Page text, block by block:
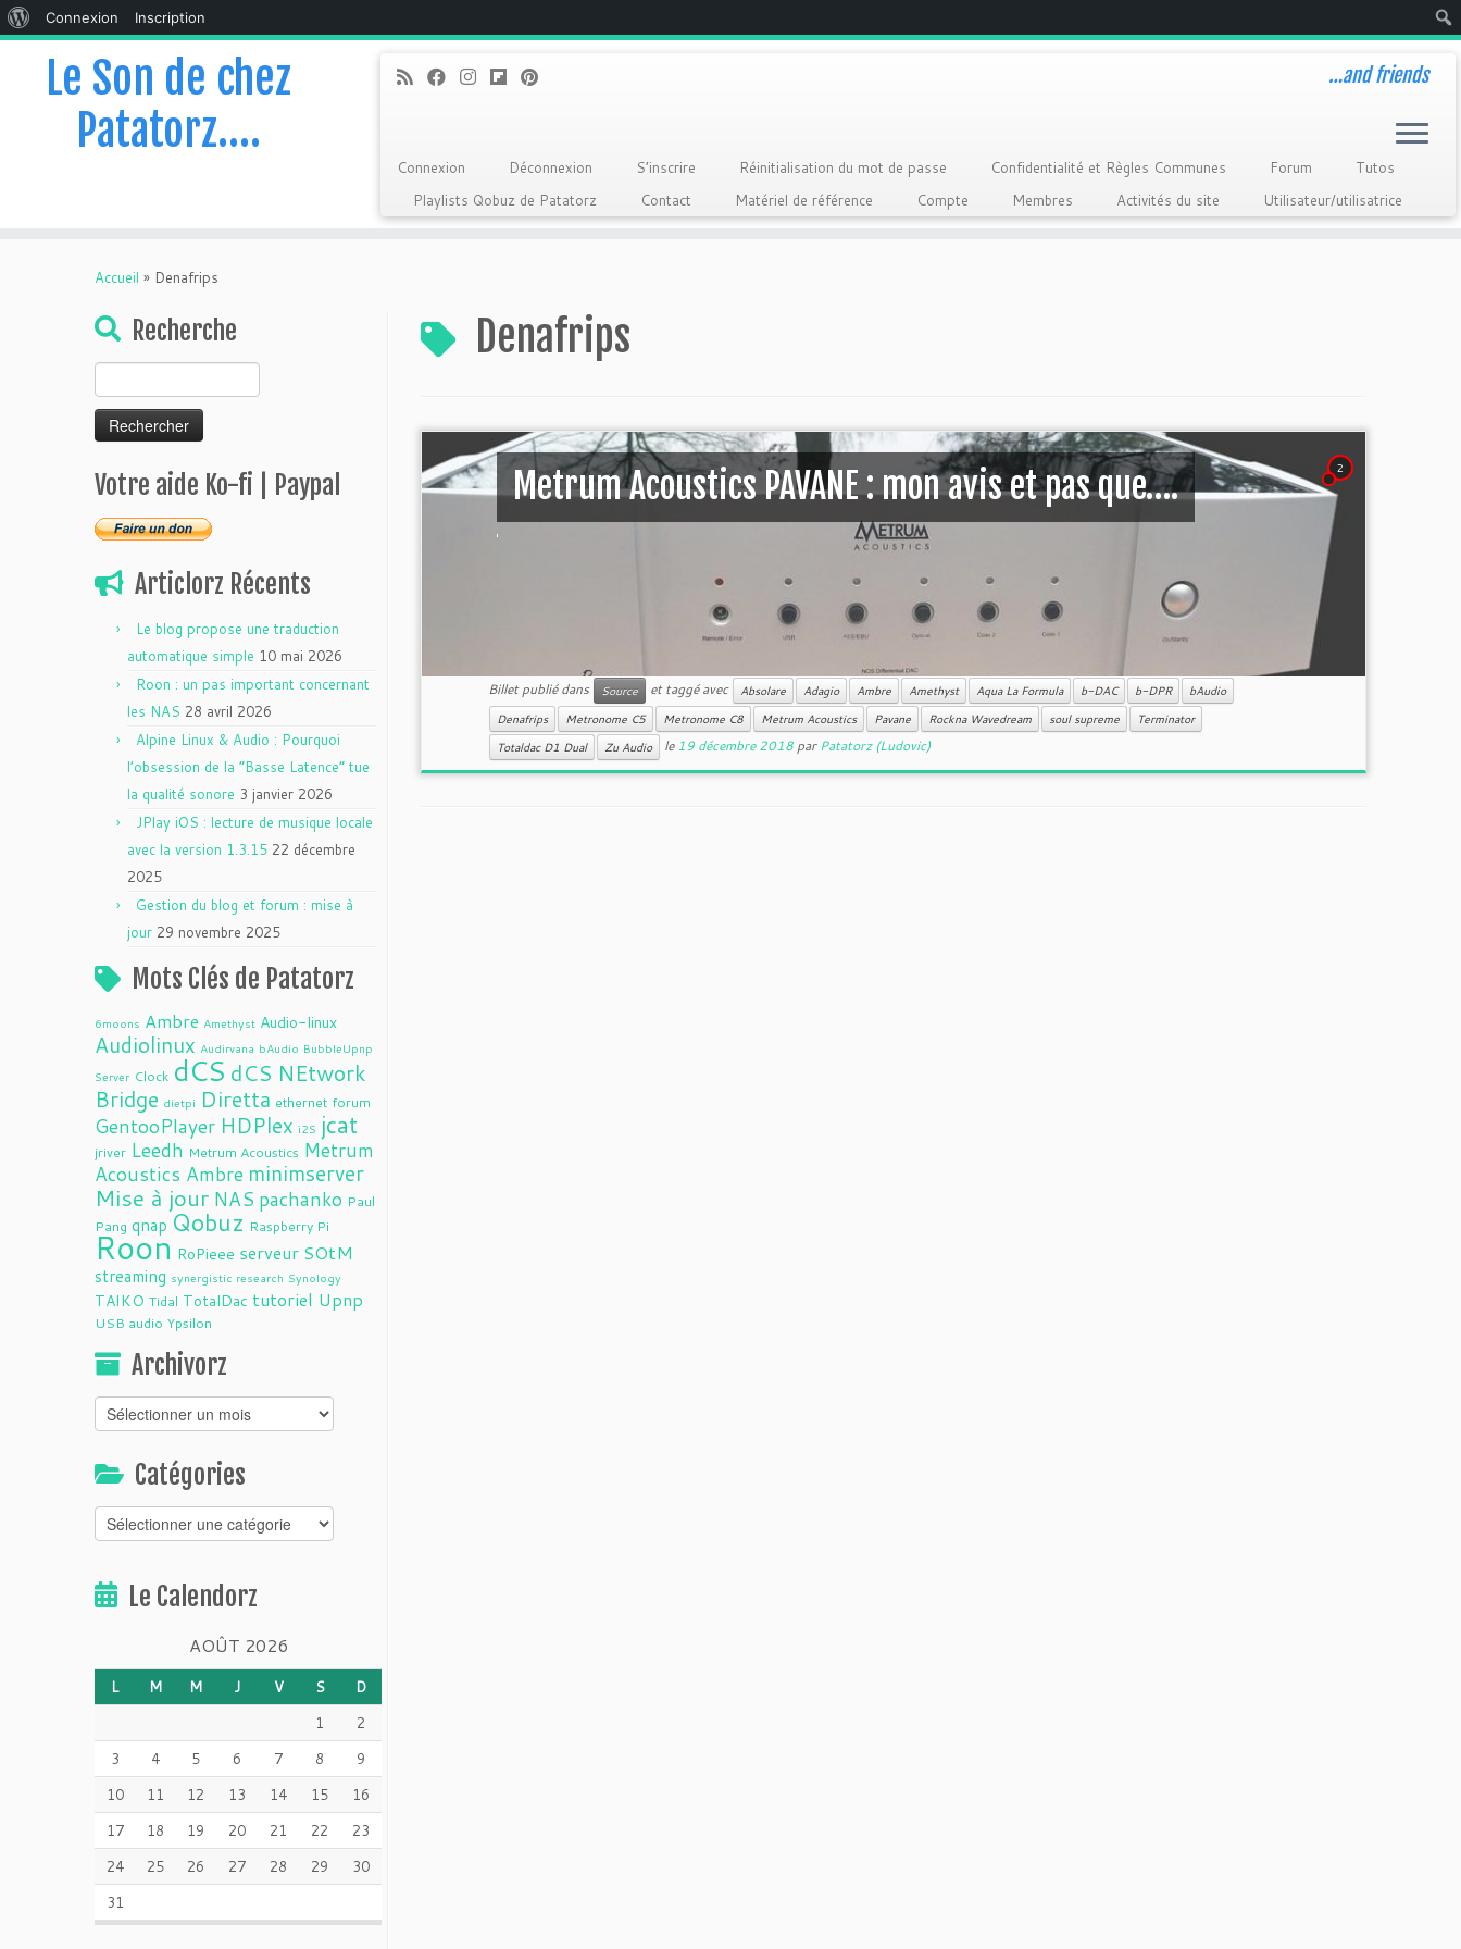
WordPress
Connexion
Inscription
Le Son de chez
Patatorz….
…and friends
Connexion Déconnexion S’inscrire Réinitialisation du mot de passe Confidentialité et Règles Communes Forum
Tutos
Playlists Qobuz de Patatorz
Contact Matériel de référence Compte Membres Activités du site Utilisateur/utilisatrice
Accueil » Denafrips
Recherche
Votre aide Ko-fi | Paypal
Articlorz Récents
Le blog propose une traduction
automatique simple 10 mai 2026
Roon : un pas important concernant
les NAS 28 avril 2026
Alpine Linux & Audio : Pourquoi
l’obsession de la “Basse Latence” tue
la qualité sonore 3 janvier 2026
JPlay iOS : lecture de musique locale
avec la version 1.3.15 22 décembre
2025
Gestion du blog et forum : mise à
jour 29 novembre 2025
Mots Clés de Patatorz
6moons Ambre Amethyst Audio-linux
Audiolinux Audirvana bAudio BubbleUpnp
Server Clock dCS dCS NEtwork
Bridge dietpi Diretta ethernet forum
GentooPlayer HDPlex i2S jcat
jriver Leedh Metrum Acoustics Metrum
Acoustics Ambre minimserver
Mise à jour NAS pachanko Paul
Pang qnap Qobuz Raspberry Pi
Roon RoPieee serveur SOtM
streaming synergistic research Synology
TAIKO Tidal TotalDac tutoriel Upnp
USB audio Ypsilon
Archivorz
Archivorz
Catégories
Catégories
Le Calendorz
AOÛT 2026
L M M J V S
D
1
2
3
4 5 6 7 8
9
10
11 12 13 14 15
16
17
18 19 20 21 22
23
24
25 26 27 28 29
30
31
Denafrips
2
Metrum Acoustics PAVANE : mon avis et pas que….
Billet publié dans Source et taggé avec Absolare Adagio Ambre Amethyst Aqua La Formula b-DAC b-DPR
bAudio
Denafrips
Metronome C5 Metronome C8 Metrum Acoustics Pavane Rockna Wavedream soul supreme
Terminator
Totaldac D1 Dual
Zu Audio le19 décembre 2018 parPatatorz (Ludovic)